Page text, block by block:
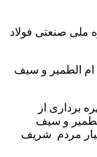
صنعتی فولاد
و پایدار به ۲ روستای ام الطمیر و سیف
برداری از
۲ روستای ام الطمیر و سیف
مردم شریف